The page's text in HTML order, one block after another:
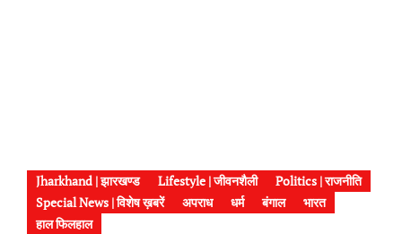
Jharkhand | झारखण्ड Lifestyle | जीवनशैली
Politics | राजनीति
Special News | विशेष ख़बरें
अपराध धर्म बंगाल
भारत
हाल फिलहाल